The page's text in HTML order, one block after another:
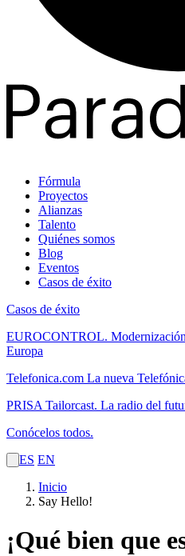
Fórmula
Proyectos
Alianzas
Talento
Quiénes somos
Blog
Eventos
Casos de éxito
Casos de éxito
EUROCONTROL.
Europa
Telefonica.com La nueva
PRISA Tailorcast. La radio del
Conócelos todos.
ES EN
Inicio
Say Hello!
¡Qué bien que